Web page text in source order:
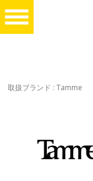
取扱ブランド : Tamme